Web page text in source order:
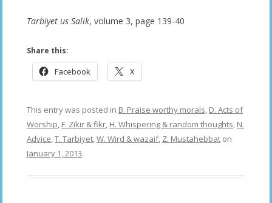
Tarbiyet us Salik, volume 3, page 139-40
Share this:
Facebook X
This entry was posted in B. Praise worthy morals, D. Acts of
Worship, F. Zikir & fikr, H. Whispering & random thoughts, N.
Advice,T. Tarbiyet,W. Wird & wazaif, Z. Mustahebbat on
January 1, 2013.